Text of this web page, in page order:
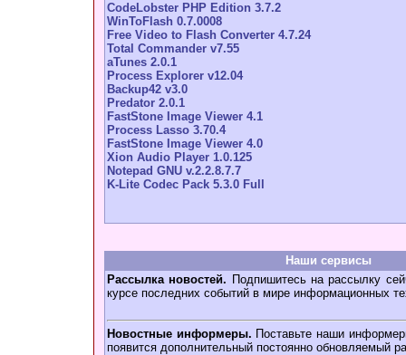
CodeLobster PHP Edition 3.7.2
WinToFlash 0.7.0008
Free Video to Flash Converter 4.7.24
Total Commander v7.55
aTunes 2.0.1
Process Explorer v12.04
Backup42 v3.0
Predator 2.0.1
FastStone Image Viewer 4.1
Process Lasso 3.70.4
FastStone Image Viewer 4.0
Xion Audio Player 1.0.125
Notepad GNU v.2.2.8.7.7
K-Lite Codec Pack 5.3.0 Full
Наши сервисы
Рассылка новостей. Подпишитесь на рассылку
курсе последних событий в мире информационных
Новостные информеры. Поставьте наши
появится дополнительный постоянно обновляемый